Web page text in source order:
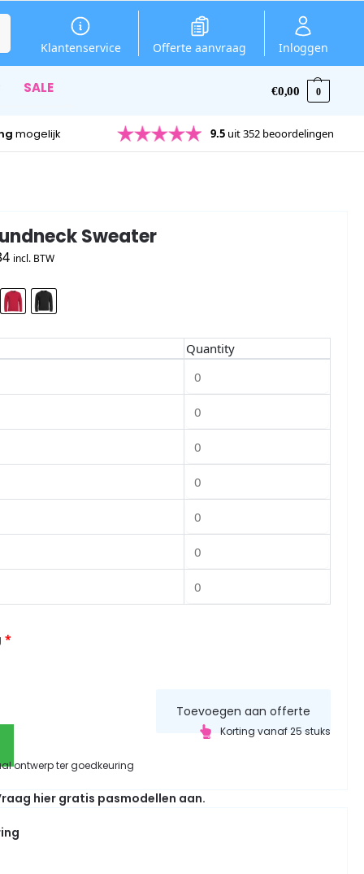
Klantenservice Offerte aanvraag Inloggen
SALE €0,00 0
mogelijk 9.5 uit 352 beoordelingen
Sweater
incl. BTW
Quantity
*
ontwerp ter goedkeuring
Toevoegen aan offerte
Korting vanaf 25 stuks
hier gratis pasmodellen aan.